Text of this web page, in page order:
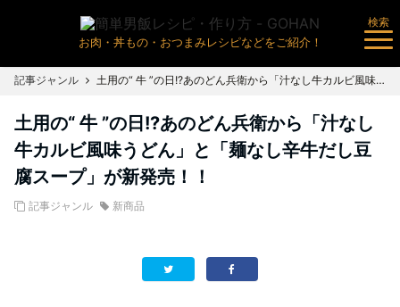
お肉・丼もの・おつまみレシピなどをご紹介！
検索
記事ジャンル 土用の“ 牛 ”の日!?あのどん兵衛から「汁なし牛カルビ風味うどん」と「麺なし辛牛だし豆腐スープ」が新発売！！
土用の“ 牛 ”の日!?あのどん兵衛から「汁なし
牛カルビ風味うどん」と「麺なし辛牛だし豆
腐スープ」が新発売！！
記事ジャンル 新商品